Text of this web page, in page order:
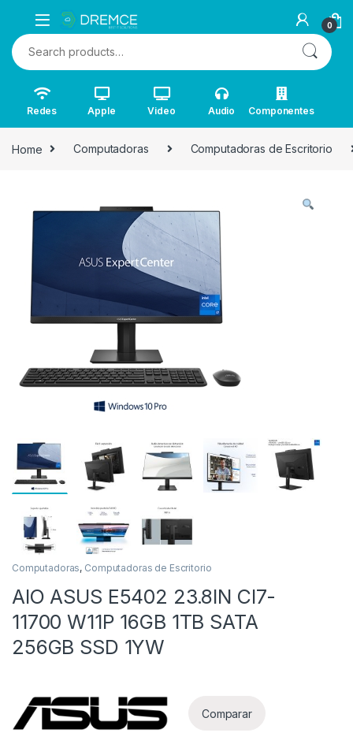
0
Search for:
Redes Apple Video Audio Componentes
Home Computadoras Computadoras de Escritorio
Computadoras, Computadoras de Escritorio
AIO ASUS E5402 23.8IN CI7-
11700 W11P 16GB 1TB SATA
256GB SSD 1YW
Comparar